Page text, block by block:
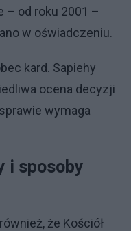
– od roku 2001 –
w oświadczeniu.
kard. Sapiehy
ocena decyzji
wymaga
i sposoby
że Kościół